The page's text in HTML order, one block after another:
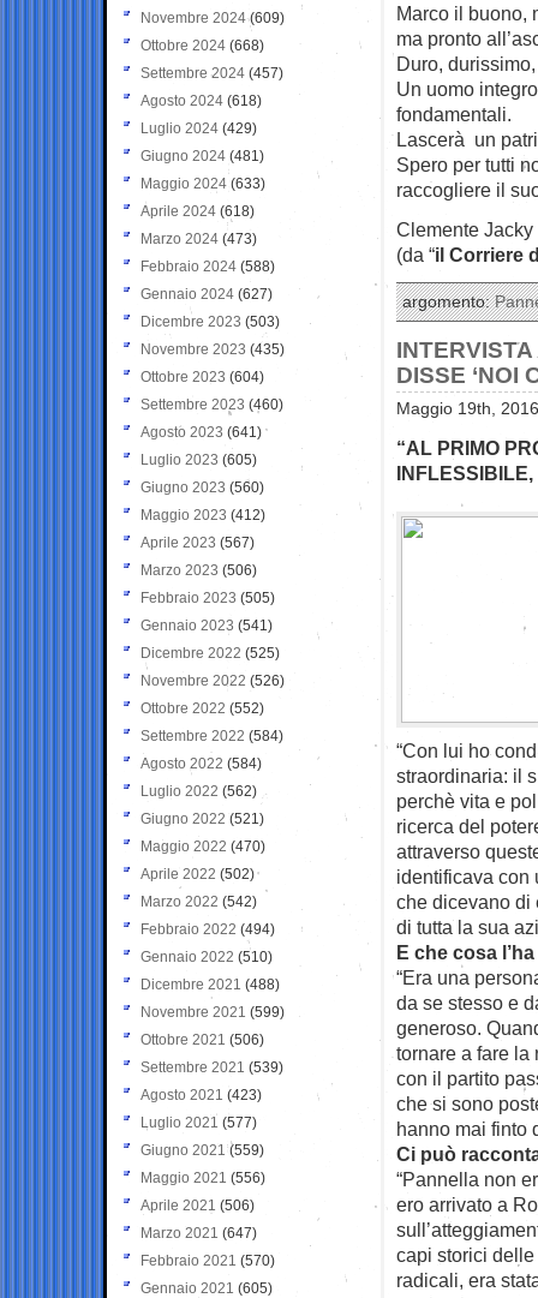
Marco il buono,
ma pronto
Duro,
Un uomo
fondamentali.
Lascerà un
Spero per tutti
raccogliere il
Clemente Jacky
(da “il Corriere
argomento:
DISSE ‘NOI
Maggio 19th,
“AL PRIMO
“Con lui ho
straordinaria: il
perchè vita e
ricerca del
attraverso
identificava con
che dicevano di
di tutta la sua
E che cosa
“Era una
da se stesso e
generoso.
tornare a fare la
con il partito
che si sono
hanno mai finto
Ci può
“Pannella non
ero arrivato a
capi storici
radicali, era
Novembre 2024(609)
Ottobre 2024 (668)
Settembre 2024 (457)
Agosto 2024 (618)
Luglio 2024 (429)
Giugno 2024 (481)
Maggio 2024 (633)
Aprile 2024 (618)
Marzo 2024 (473)
Febbraio 2024 (588)
Gennaio 2024 (627)
Dicembre 2023 (503)
Novembre 2023 (435)
Ottobre 2023 (604)
Settembre 2023 (460)
Agosto 2023 (641)
Luglio 2023 (605)
Giugno 2023 (560)
Maggio 2023 (412)
Aprile 2023 (567)
Marzo 2023 (506)
Febbraio 2023 (505)
Gennaio 2023 (541)
Dicembre 2022 (525)
Novembre 2022 (526)
Ottobre 2022 (552)
Settembre 2022 (584)
Agosto 2022 (584)
Luglio 2022 (562)
Giugno 2022 (521)
Maggio 2022 (470)
Aprile 2022 (502)
Marzo 2022 (542)
Febbraio 2022 (494)
Gennaio 2022 (510)
Dicembre 2021 (488)
Novembre 2021 (599)
Ottobre 2021 (506)
Settembre 2021 (539)
Agosto 2021 (423)
Luglio 2021 (577)
Giugno 2021(559)
Maggio 2021 (556)
Aprile 2021 (506)
Marzo 2021 (647)
Febbraio 2021 (570)
Gennaio 2021 (605)